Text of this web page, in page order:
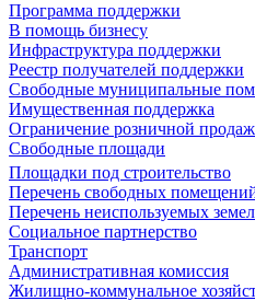
Программа поддержки
В помощь бизнесу
Инфраструктура поддержки
Реестр получателей поддержки
Свободные муниципальные
Имущественная поддержка
Ограничение розничной
Свободные площади
Площадки под строительство
Перечень свободных
Перечень неиспользуемых
Социальное партнерство
Транспорт
Административная комиссия
Жилищно-коммунальное